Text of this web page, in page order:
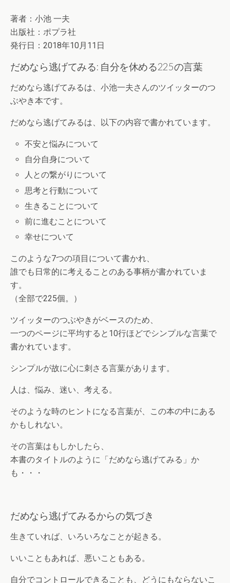
著者：小池 一夫
出版社：ポプラ社
発行日：2018年10月11日
だめなら逃げてみる: 自分を休める225の言葉
だめなら逃げてみるは、小池一夫さんのツイッターのつ
ぶやき本です。
だめなら逃げてみるは、以下の内容で書かれています。
不安と悩みについて
自分自身について
人との繋がりについて
思考と行動について
生きることについて
前に進むことについて
幸せについて
このような7つの項目について書かれ、
誰でも日常的に考えることのある事柄が書かれていま
す。
（全部で225個。）
ツイッターのつぶやきがベースのため、
一つのページに平均すると10行ほどでシンプルな言葉で
書かれています。
シンプルが故に心に刺さる言葉があります。
人は、悩み、迷い、考える。
そのような時のヒントになる言葉が、この本の中にある
かもしれない。
その言葉はもしかしたら、
本書のタイトルのように「だめなら逃げてみる」か
も・・・
だめなら逃げてみるからの気づき
生きていれば、いろいろなことが起きる。
いいこともあれば、悪いこともある。
自分でコントロールできることも、どうにもならないこ